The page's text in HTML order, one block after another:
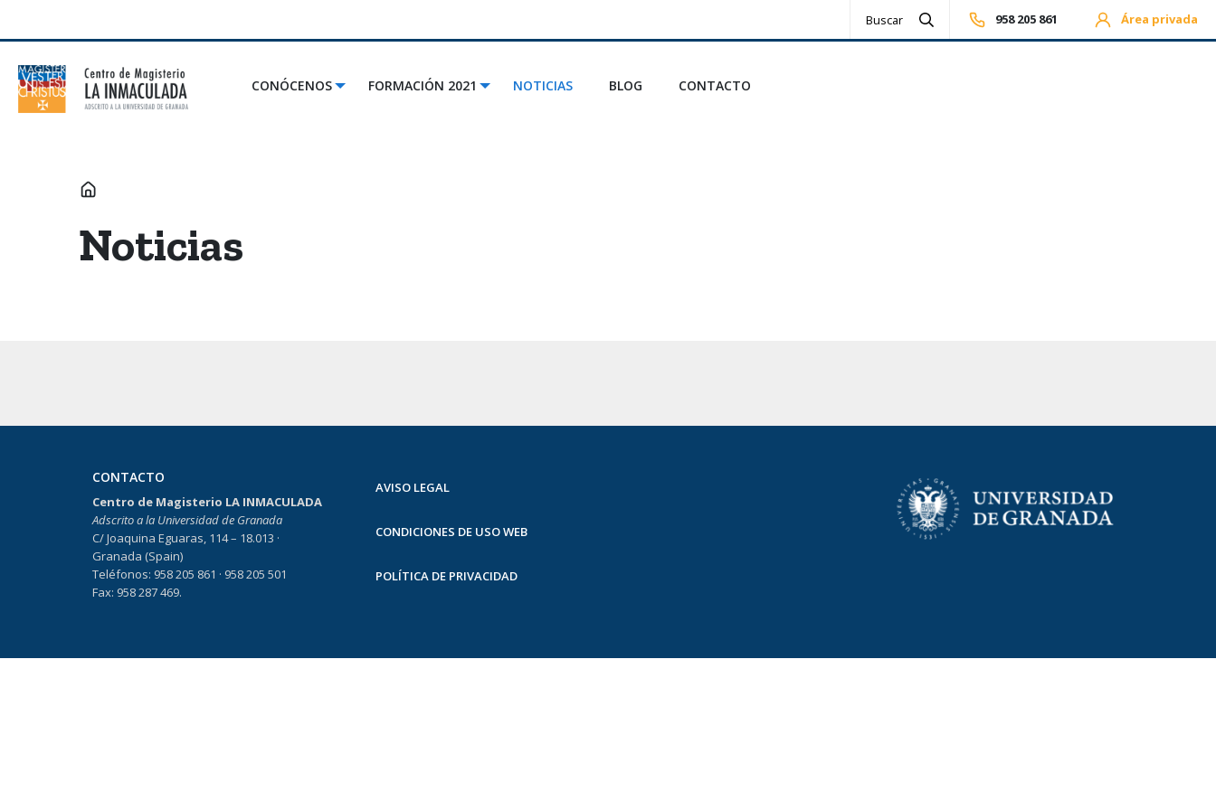
Realizar búsqueda
958 205 861 Área privada
CONÓCENOS FORMACIÓN 2021 NOTICIAS BLOG CONTACTO
INICIO
Noticias
CONTACTO
Centro de Magisterio LA INMACULADA
Adscrito a la Universidad de Granada
C/ Joaquina Eguaras, 114 – 18.013 ·
Granada (Spain)
Teléfonos: 958 205 861 · 958 205 501
Fax: 958 287 469.
AVISO LEGAL
CONDICIONES DE USO WEB
POLÍTICA DE PRIVACIDAD